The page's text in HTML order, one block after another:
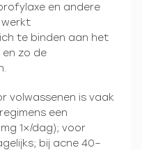
en andere
te binden aan het
zo de
volwassenen is vaak
een
1×/dag); voor
bij acne 40–